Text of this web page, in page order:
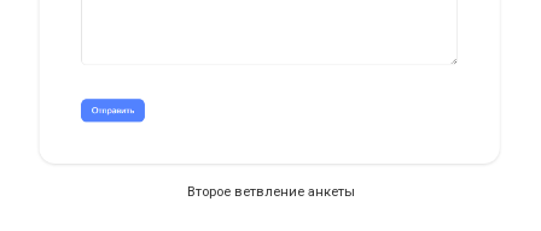
Второе ветвление анкеты